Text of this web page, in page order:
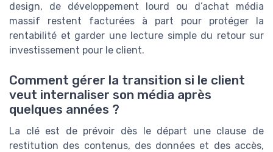
design, de développement lourd ou d’achat média
massif restent facturées à part pour protéger la
rentabilité et garder une lecture simple du retour sur
investissement pour le client.
Comment gérer la transition si le client
veut internaliser son média après
quelques années ?
La clé est de prévoir dès le départ une clause de
restitution des contenus, des données et des accès,